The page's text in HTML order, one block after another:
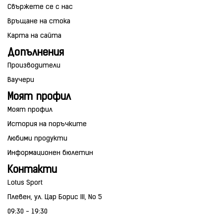
Свържете се с нас
Връщане на стока
Карта на сайта
Допълнения
Производители
Ваучери
Моят профил
Моят профил
История на поръчките
Любими продукти
Информационен бюлетин
Контакти
Lotus Sport
Плевен, ул. Цар Борис III, No 5
09:30 - 19:30